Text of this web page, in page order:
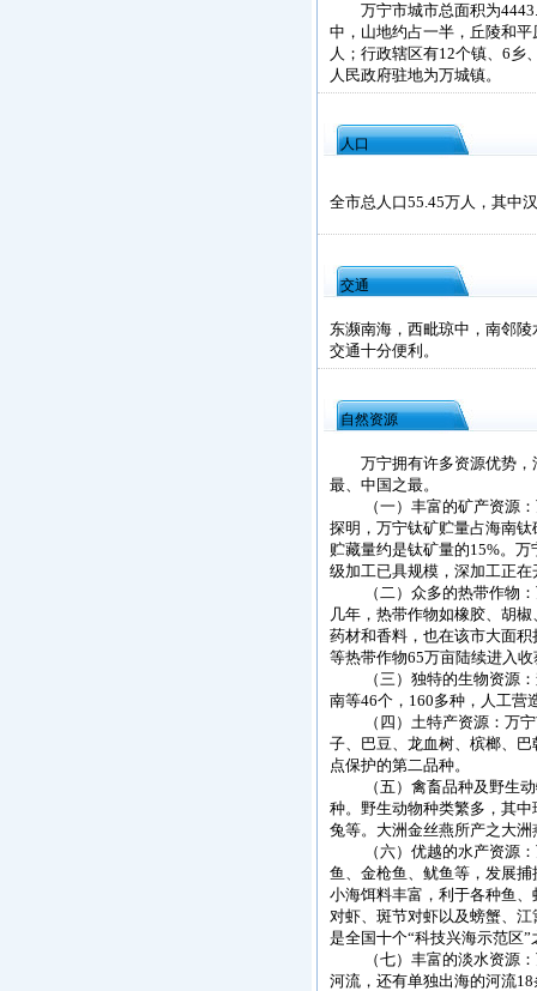
万宁市城市总面积为
中，山地约占一半，丘陵和
人；行政辖区有12个镇、6乡
人民政府驻地为万城镇。
人口
全市总人口55.45万人，其中
交通
东濒南海，西毗琼中，南邻
交通十分便利。
自然资源
万宁拥有许多资源优势，
最、中国之最。
（一）丰富的矿产资源：
探明，万宁钛矿贮量占海南
贮藏量约是钛矿量的15%。
级加工已具规模，深加工正在
（二）众多的热带作物：
几年，热带作物如橡胶、胡
药材和香料，也在该市大面
等热带作物65万亩陆续进入
（三）独特的生物资源：
南等46个，160多种，人工营
（四）土特产资源：万宁
子、巴豆、龙血树、槟榔、
点保护的第二品种。
（五）禽畜品种及野生动
种。野生动物种类繁多，其
兔等。大洲金丝燕所产之大
（六）优越的水产资源：
鱼、金枪鱼、鱿鱼等，发展
小海饵料丰富，利于各种鱼
对虾、斑节对虾以及螃蟹、
是全国十个“科技兴海示范区
（七）丰富的淡水资源：
河流，还有单独出海的河流